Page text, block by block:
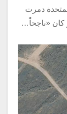
دمرت
كان «ناجحاً…